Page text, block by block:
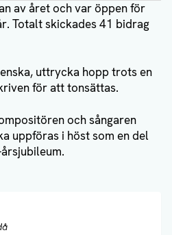
av året och var öppen för
Totalt skickades 41 bidrag
uttrycka hopp trots en
för att tonsättas.
och sångaren
uppföras i höst som en del